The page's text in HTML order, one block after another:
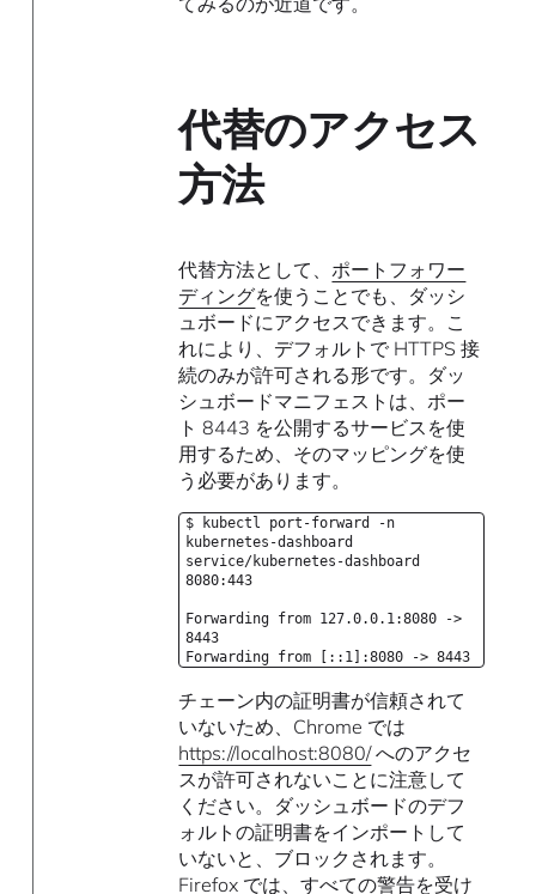
代替のアクセス
方法
代替方法として、ポートフォワー
ディングを使うことでも、ダッシ
ュボードにアクセスできます。こ
れにより、デフォルトで HTTPS 接
続のみが許可される形です。ダッ
シュボードマニフェストは、ポー
ト 8443 を公開するサービスを使
用するため、そのマッピングを使
う必要があります。
$ kubectl port-forward -n
kubernetes-dashboard
service/kubernetes-dashboard
8080:443
Forwarding from 127.0.0.1:8080 ->
8443
Forwarding from [::1]:8080 -> 8443
チェーン内の証明書が信頼されて
いないため、Chrome では
https://localhost:8080/へのアクセ
スが許可されないことに注意して
ください。ダッシュボードのデフ
ォルトの証明書をインポートして
いないと、ブロックされます。
Firefox では、すべての警告を受け